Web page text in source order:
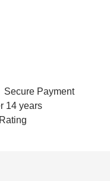
Secure Payment
14 years